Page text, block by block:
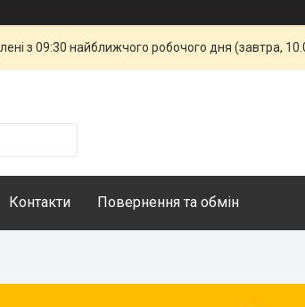
з 09:30 найближчого робочого дня (завтра,
Контакти Повернення та обмін